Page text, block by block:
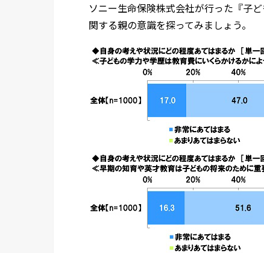
ソニー生命保険株式会社が行った『子
関する親の意識を探ってみましょう。